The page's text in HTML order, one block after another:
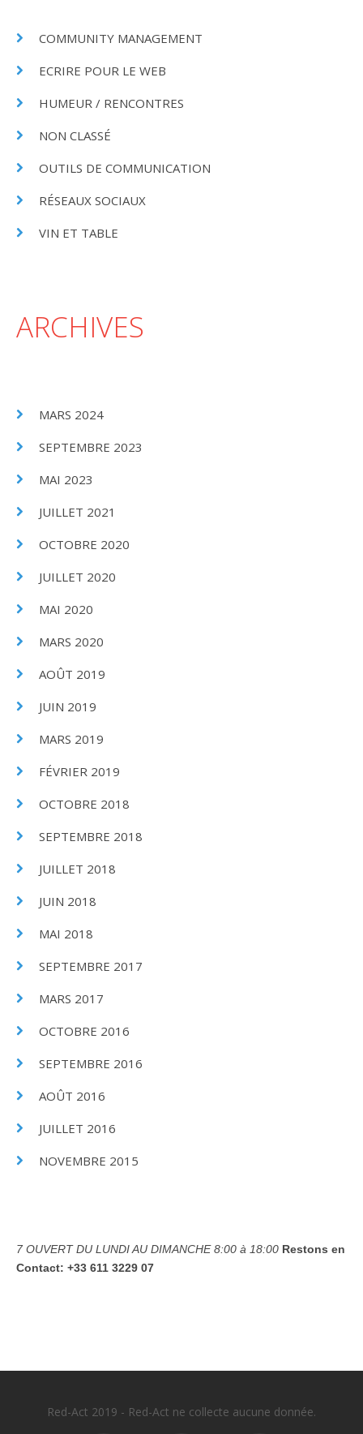
COMMUNITY MANAGEMENT
ECRIRE POUR LE WEB
HUMEUR / RENCONTRES
NON CLASSÉ
OUTILS DE COMMUNICATION
RÉSEAUX SOCIAUX
VIN ET TABLE
ARCHIVES
MARS 2024
SEPTEMBRE 2023
MAI 2023
JUILLET 2021
OCTOBRE 2020
JUILLET 2020
MAI 2020
MARS 2020
AOÛT 2019
JUIN 2019
MARS 2019
FÉVRIER 2019
OCTOBRE 2018
SEPTEMBRE 2018
JUILLET 2018
JUIN 2018
MAI 2018
SEPTEMBRE 2017
MARS 2017
OCTOBRE 2016
SEPTEMBRE 2016
AOÛT 2016
JUILLET 2016
NOVEMBRE 2015
7 OUVERT DU LUNDI AU DIMANCHE8:00 à 18:00 Restons en
Contact: +33 611 3229 07
Red-Act 2019 - Red-Act ne collecte aucune donnée.